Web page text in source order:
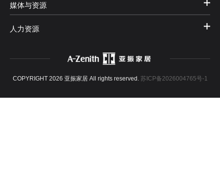
媒体与资源
人力资源
COPYRIGHT 2026 亚振家居 All rights reserved. 苏ICP备2026004765号-1